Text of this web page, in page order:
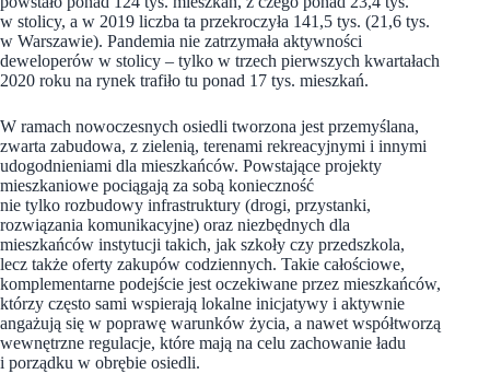
w stolicy, a w 2019 liczba ta przekroczyła 141,5 tys. (21,6 tys.
w Warszawie). Pandemia nie zatrzymała aktywności
deweloperów w stolicy – tylko w trzech pierwszych kwartałach
2020 roku na rynek trafiło tu ponad 17 tys. mieszkań.
W ramach nowoczesnych osiedli tworzona jest przemyślana,
zwarta zabudowa, z zielenią, terenami rekreacyjnymi i innymi
udogodnieniami dla mieszkańców. Powstające projekty
mieszkaniowe pociągają za sobą konieczność
nie tylko rozbudowy infrastruktury (drogi, przystanki,
rozwiązania komunikacyjne) oraz niezbędnych dla
mieszkańców instytucji takich, jak szkoły czy przedszkola,
lecz także oferty zakupów codziennych. Takie całościowe,
komplementarne podejście jest oczekiwane przez mieszkańców,
którzy często sami wspierają lokalne inicjatywy i aktywnie
angażują się w poprawę warunków życia, a nawet współtworzą
wewnętrzne regulacje, które mają na celu zachowanie ładu
i porządku w obrębie osiedli.